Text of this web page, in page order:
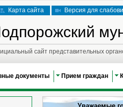
Карта сайта Версия для
сайт представительных
документы Прием граждан